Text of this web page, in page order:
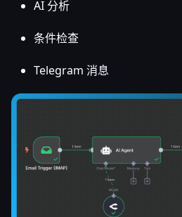
AI 分析
条件检查
Telegram 消息